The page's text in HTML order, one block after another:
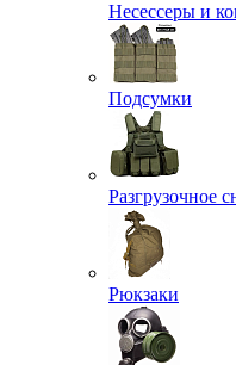
Несессеры и
Подсумки
Разгрузочное
Рюкзаки